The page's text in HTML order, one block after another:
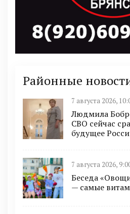
Районные
7 августа 2026,
Людмила
СВО сейчас
будущее
7 августа 2026,
Беседа
— самые